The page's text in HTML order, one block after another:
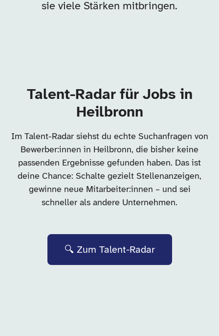
sie viele Stärken mitbringen.
Talent-Radar für Jobs in
Heilbronn
Im Talent-Radar siehst du echte Suchanfragen von
Bewerber:innen in Heilbronn, die bisher keine
passenden Ergebnisse gefunden haben. Das ist
deine Chance: Schalte gezielt Stellenanzeigen,
gewinne neue Mitarbeiter:innen – und sei
schneller als andere Unternehmen.
🔍 Zum Talent-Radar